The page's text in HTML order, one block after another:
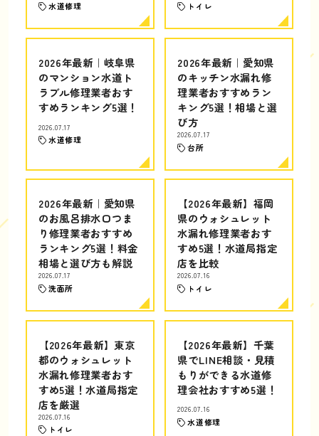
水道修理 トイレ
2026年最新｜岐阜県
のマンション水道ト
ラブル修理業者おす
すめランキング5選！
2026.07.17
水道修理
2026年最新｜愛知県
のキッチン水漏れ修
理業者おすすめラン
キング5選！相場と選
び方
2026.07.17
台所
2026年最新｜愛知県
のお風呂排水口つま
り修理業者おすすめ
ランキング5選！料金
相場と選び方も解説
2026.07.17
洗面所
【2026年最新】福岡
県のウォシュレット
水漏れ修理業者おす
すめ5選！水道局指定
店を比較
2026.07.16
トイレ
【2026年最新】東京
都のウォシュレット
水漏れ修理業者おす
すめ5選！水道局指定
店を厳選
2026.07.16
トイレ
【2026年最新】千葉
県でLINE相談・見積
もりができる水道修
理会社おすすめ5選！
2026.07.16
水道修理